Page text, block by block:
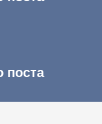
поста